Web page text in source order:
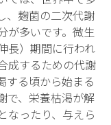
、麹菌の二次代謝
が多いです。微生
長）期間に行われ
成するための代謝
する頃から始まる
で、栄養枯渇が解
なったり、与えら